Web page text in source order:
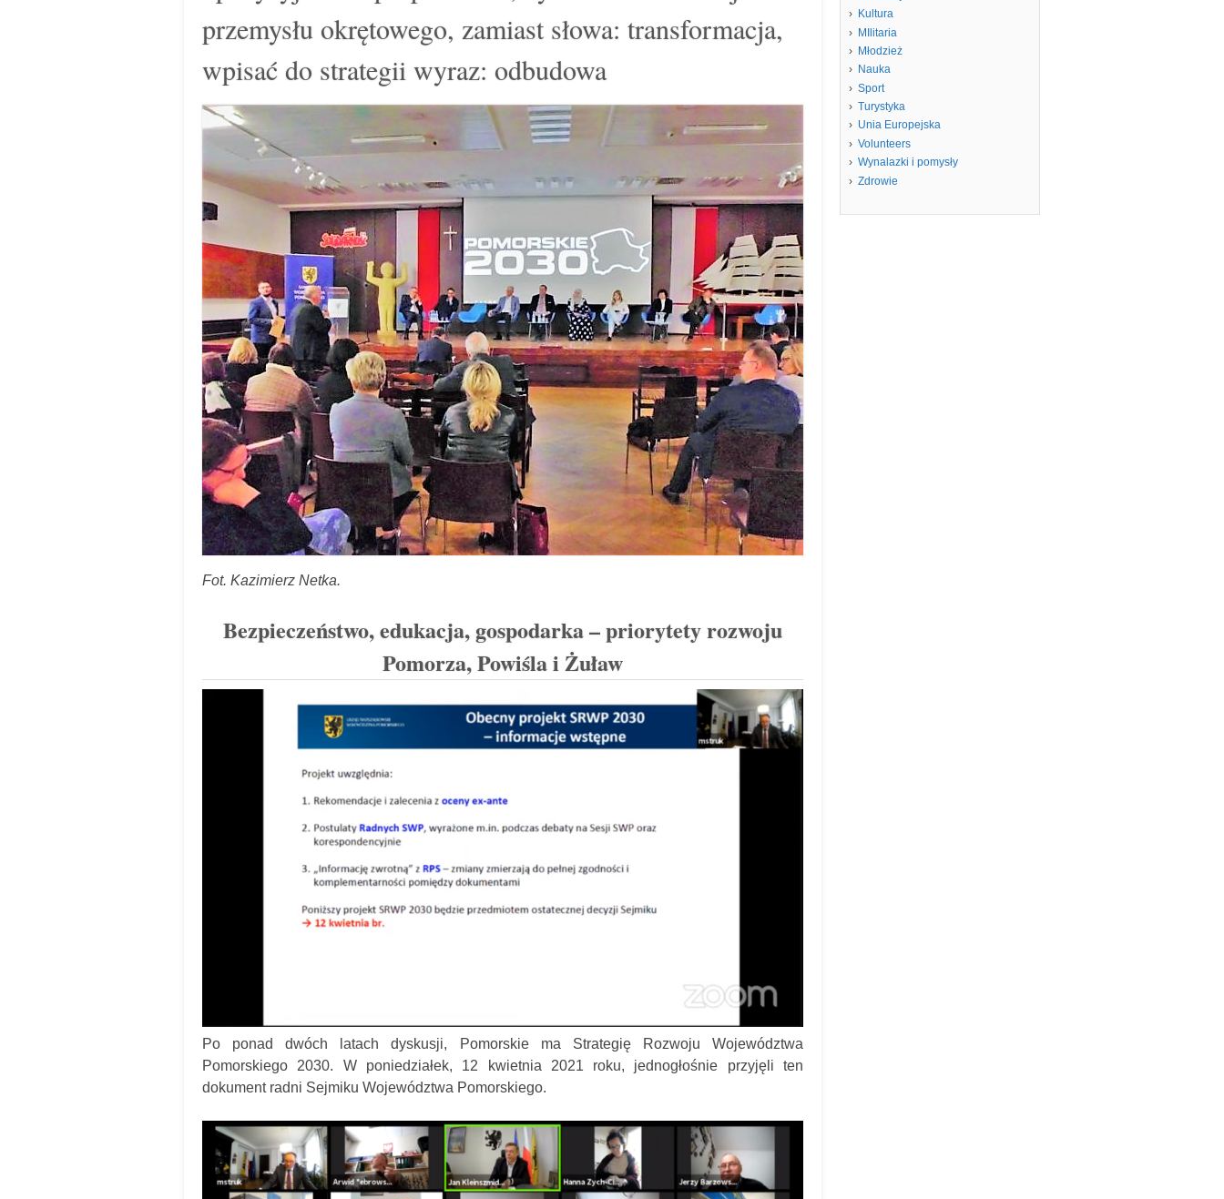
przemysłu okrętowego, zamiast słowa: transformacja,
wpisać do strategii wyraz: odbudowa
Fot. Kazimierz Netka.
Bezpieczeństwo, edukacja, gospodarka – priorytety rozwoju
Pomorza, Powiśla i Żuław
Po ponad dwóch latach dyskusji, Pomorskie ma Strategię Rozwoju Województwa
Pomorskiego 2030. W poniedziałek, 12 kwietnia 2021 roku, jednogłośnie przyjęli ten
dokument radni Sejmiku Województwa Pomorskiego.
Kultura
MIlitaria
Młodzież
Nauka
Sport
Turystyka
Unia Europejska
Volunteers
Wynalazki i pomysły
Zdrowie